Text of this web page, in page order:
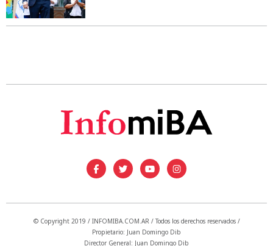
© Copyright 2019 / INFOMIBA.COM.AR / Todos los derechos reservados /
Propietario: Juan Domingo Dib
Director General: Juan Domingo Dib